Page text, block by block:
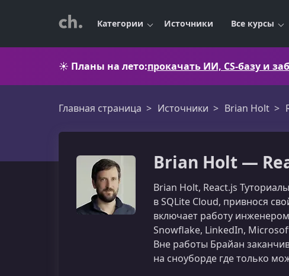
Категории Источники Все курсы
☀️ Планы на лето:прокачать ИИ, CS-базу и
Главная страница Источники Brian Holt
Brian Holt —
Brian Holt, React.js
в SQLite Cloud, привнося
включает работу
Snowflake, LinkedIn,
Вне работы Брайан
на сноуборде где только